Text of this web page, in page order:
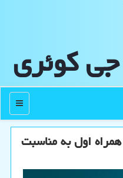
كوئری
منو
همراه اول به مناسبت